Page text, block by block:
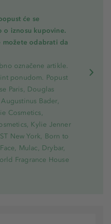
će se
o iznosu kupovine.
odabrati da
označene artikle.
ponudom. Popust
Paris, Douglas
Bader,
Cosmetics,
Kylie Jenner
New York, Born to
Mulac, Drybar,
Fragrance House